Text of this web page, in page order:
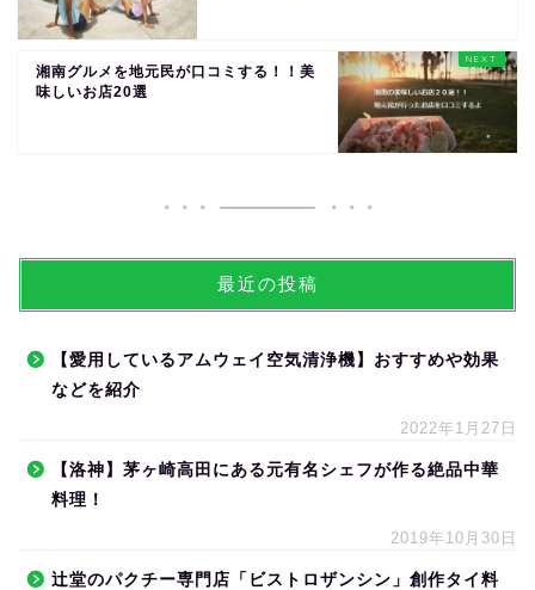
湘南グルメを地元民が口コミする！！美
味しいお店20選
最近の投稿
【愛用しているアムウェイ空気清浄機】おすすめや効果
などを紹介
2022年1月27日
【洛神】茅ヶ崎高田にある元有名シェフが作る絶品中華
料理！
2019年10月30日
辻堂のパクチー専門店「ビストロザンシン」創作タイ料